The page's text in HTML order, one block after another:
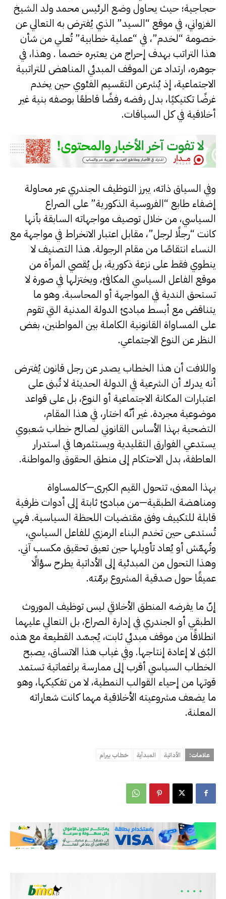
حجاجية؛ حيث يحاول وضع الرئيس محمد ولد الشيخ
الغزواني، في موقع “السيد” الذي يُفترض به التعالي عن
خصومة “لخدم”، في “عملية خطابية” تُعلي من شأن
هذا التراتب بهدف إحراج من يعتبره خصما . وهذا، في
جوهره، ارتداد عن الموقف المبدئي المناهض للتراتبية
الاجتماعية، إذ يُشرعن التقسيم الفئوي حين يخدم
غرضًا تكتيكيًا، بدل رفضه رفضًا قاطعًا بوصفه بنية غير
أخلاقية في كل السياقات.
وفي السياق ذاته، يبرز التوظيف الجندري عبر محاولة
إضفاء طابع “الفروسية الذكورية” على الصراع
السياسي، من خلال توصيف مواجهاته السابقة بأنها
كانت “رجلًا لرجل”، مقابل اعتبار الانخراط في مواجهة مع
النساء انتقاصًا من مقام الرجولة. هذا التصنيف لا
ينطوي فقط على نزعة ذكورية، بل يُقصي المرأة من
موقع الفاعل السياسي المكافئ، ويختزلها في صورة لا
تستحق الندية في المواجهة أو المحاسبة. وهو ما
يتناقض مع أبسط مبادئ الدولة المدنية التي تقوم
على المساواة القانونية الكاملة بين المواطنين، بغض
النظر عن النوع الاجتماعي.
واللافت أن هذا الخطاب يصدر عن رجل قانون يُفترض
أنه يدرك أن الشرعية في الدولة الحديثة لا تُبنى على
اعتبارات المكانة الاجتماعية أو النوع، بل على قواعد
موضوعية مجردة. غير أنّه اختار، في هذا المقام،
التضحية بهذا الأساس القانوني لصالح خطاب شعبوي
يستدعي الفوارق التقليدية ويستثمرها في استدرار
العاطفة، بدل الاحتكام إلى منطق الحقوق والمواطنة.
بهذا المعنى، تتحول القيم الكبرى—كالمساواة
ومناهضة الطبقية—من مبادئ ثابتة إلى أدوات ظرفية
قابلة للتكييف وفق مقتضيات اللحظة السياسية. فهي
تُستدعى حين تخدم البناء الرمزي للفاعل السياسي،
وتُهمّش أو يُعاد تأويلها حين تعيق تحقيق مكسب آني.
وهذا التحول من المبدئية إلى الأداتية يطرح سؤالًا
عميقًا حول صدقية المشروع برمّته.
إنّ ما يفرضه المنطق الأخلاقي ليس توظيف الموروث
الطبقي أو الجندري في إدارة الصراع، بل التعالي عليهما
انطلاقًا من موقف مبدئي ثابت، يُجسّد القطيعة مع هذه
البُنى لا إعادة إنتاجها. وفي غياب هذا الاتساق، يصبح
الخطاب السياسي أقرب إلى ممارسة براغماتية تستمد
قوتها من إحياء القوالب النمطية، لا من تفكيكها، وهو
ما يضعف مشروعيته الأخلاقية مهما كانت شعاراته
المعلنة.
علامات: الأداتية المبدأية خطاب بيرام